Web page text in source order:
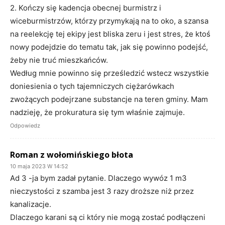
2. Kończy się kadencja obecnej burmistrz i
wiceburmistrzów, którzy przymykają na to oko, a szansa
na reelekcję tej ekipy jest bliska zeru i jest stres, że ktoś
nowy podejdzie do tematu tak, jak się powinno podejść,
żeby nie truć mieszkańców.
Według mnie powinno się prześledzić wstecz wszystkie
doniesienia o tych tajemniczych ciężarówkach
zwożących podejrzane substancje na teren gminy. Mam
nadzieję, że prokuratura się tym właśnie zajmuje.
Odpowiedz
Roman z wołomińskiego błota
10 maja 2023 W 14:52
Ad 3 -ja bym zadał pytanie. Dlaczego wywóz 1 m3
nieczystości z szamba jest 3 razy droższe niż przez
kanalizacje.
Dlaczego karani są ci który nie mogą zostać podłączeni